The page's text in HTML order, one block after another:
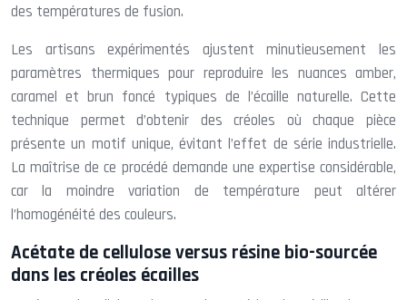
des températures de fusion.
Les artisans expérimentés ajustent minutieusement les
paramètres thermiques pour reproduire les nuances amber,
caramel et brun foncé typiques de l’écaille naturelle. Cette
technique permet d’obtenir des créoles où chaque pièce
présente un motif unique, évitant l’effet de série industrielle.
La maîtrise de ce procédé demande une expertise considérable,
car la moindre variation de température peut altérer
l’homogénéité des couleurs.
Acétate de cellulose versus résine bio-sourcée
dans les créoles écailles